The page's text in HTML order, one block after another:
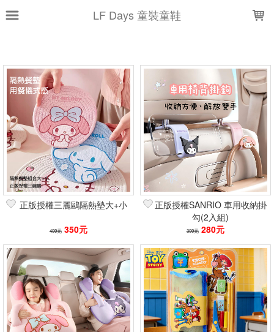
LF Days 童裝童鞋
上架時間 銷售價格
樣式尺寸篩選
全部樣式 藍 黃 粉
紅
大耳狗
美樂蒂 酷洛米 綠
紫
白
全部尺寸 2入組 90 100
110
650ml 高x厚(36x13)
藍
篩選
正版授權三麗鷗隔熱墊大+小
499元 350元
正版授權SANRIO 車用收納掛
勾(2入組)
399元 280元